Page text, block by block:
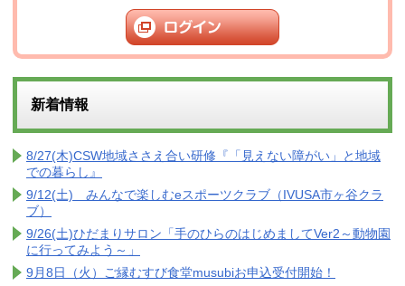
新着情報
8/27(木)CSW地域ささえ合い研修『「見えない障がい」と地域
での暮らし』
9/12(土) みんなで楽しむeスポーツクラブ（IVUSA市ヶ谷クラ
ブ）
9/26(土)ひだまりサロン「手のひらのはじめましてVer2～動物園
に行ってみよう～」
9月8日（火）ご縁むすび食堂musubiお申込受付開始！